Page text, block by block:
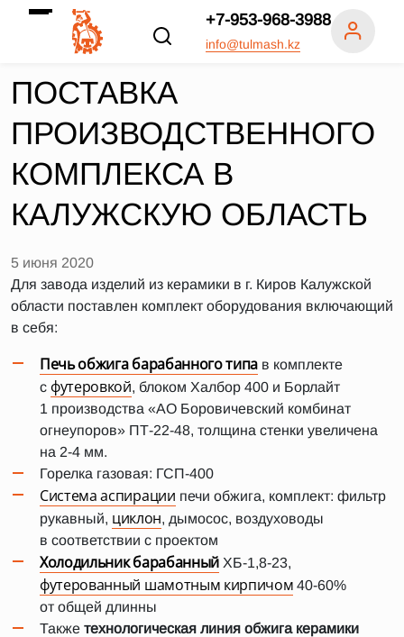
+7-953-968-3988
info@tulmash.kz
ПОСТАВКА
ПРОИЗВОДСТВЕННОГО
КОМПЛЕКСА В
КАЛУЖСКУЮ ОБЛАСТЬ
5 июня 2020
Для завода изделий из керамики в г. Киров Калужской
области поставлен комплект оборудования включающий
в себя:
Печь обжига барабанного типа в комплекте
с футеровкой, блоком Халбор 400 и Борлайт
1 производства «АО Боровичевский комбинат
огнеупоров» ПТ-22-48, толщина стенки увеличена
на 2-4 мм.
Горелка газовая: ГСП-400
Система аспирации печи обжига, комплект: фильтр
рукавный, циклон, дымосос, воздуховоды
в соответствии с проектом
Холодильник барабанныйХБ-1,8-23,
футерованный шамотным кирпичом 40-60%
от общей длинны
Также технологическая линия обжига керамики